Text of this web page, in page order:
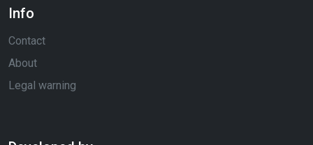
Info
Contact
About
Legal warning